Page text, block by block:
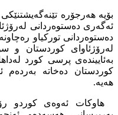
بۆیە هەرجۆرە
ئەگەری دەستوەردانی
دەستوەردانی توركیاو
لەرۆژئاوای كوردستان و
بەئاییندەی پرسی كورد
كوردستان دەخاتە بەردەم
هەیە.
هاوكات ئەوەی كوردو